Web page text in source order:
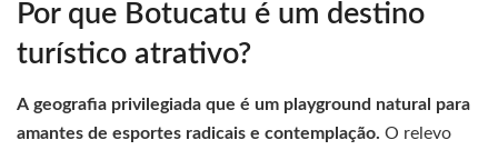
Por que Botucatu é um destino
turístico atrativo?
A geografia privilegiada que é um playground natural para
amantes de esportes radicais e contemplação. O relevo